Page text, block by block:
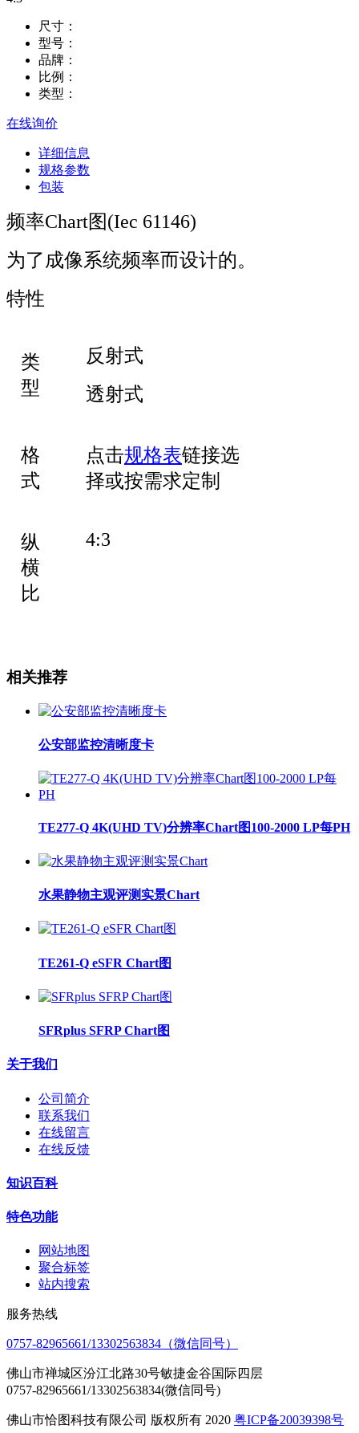
尺寸：
型号：
品牌：
比例：
类型：
在线询价
详细信息
规格参数
包装
频率Chart图(Iec 61146)
为了成像系统频率而设计的。
特性
类
型
反射式
透射式
格
式
点击规格表链接选
择或按需求定制
纵
横
比
4:3
相关推荐
公安部监控清晰度卡
TE277-Q 4K(UHD TV)分辨率Chart图100-2000 LP每PH
水果静物主观评测实景Chart
TE261-Q eSFR Chart图
SFRplus SFRP Chart图
关于我们
公司简介
联系我们
在线留言
在线反馈
知识百科
特色功能
网站地图
聚合标签
站内搜索
服务热线
0757-82965661/13302563834（微信同号）
佛山市禅城区汾江北路30号敏捷金谷国际四层
0757-82965661/13302563834(微信同号)
佛山市恰图科技有限公司 版权所有 2020 粤ICP备20039398号